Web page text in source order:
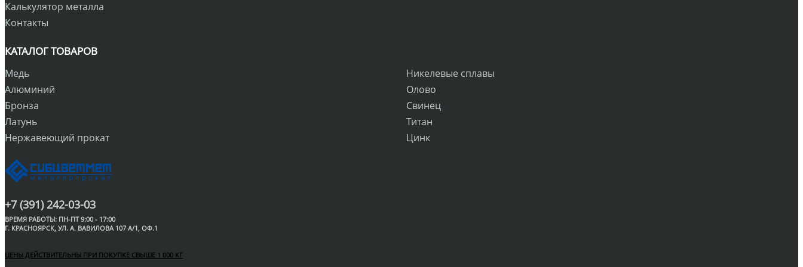
Калькулятор металла
Контакты
КАТАЛОГ ТОВАРОВ
Медь
Алюминий
Бронза
Латунь
Нержавеющий прокат
Никелевые сплавы
Олово
Свинец
Титан
Цинк
+7 (391) 242-03-03
ВРЕМЯ РАБОТЫ: ПН-ПТ 9:00 - 17:00
Г. КРАСНОЯРСК, УЛ. А. ВАВИЛОВА 107 А/1, ОФ.1
ЦЕНЫ ДЕЙСТВИТЕЛЬНЫ ПРИ ПОКУПКЕ СВЫШЕ 1 000 КГ